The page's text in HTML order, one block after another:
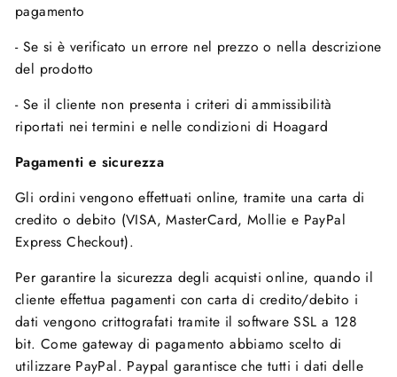
pagamento
- Se si è verificato un errore nel prezzo o nella descrizione
del prodotto
- Se il cliente non presenta i criteri di ammissibilità
riportati nei termini e nelle condizioni di Hoagard
Pagamenti e sicurezza
Gli ordini vengono effettuati online, tramite una carta di
credito o debito (VISA, MasterCard, Mollie e PayPal
Express Checkout).
Per garantire la sicurezza degli acquisti online, quando il
cliente effettua pagamenti con carta di credito/debito i
dati vengono crittografati tramite il software SSL a 128
bit. Come gateway di pagamento abbiamo scelto di
utilizzare PayPal. Paypal garantisce che tutti i dati delle